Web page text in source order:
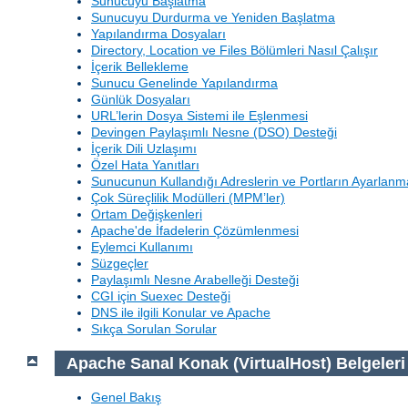
Sunucuyu Durdurma ve Yeniden Başlatma
Yapılandırma Dosyaları
Directory, Location ve Files Bölümleri Nasıl Çalışır
İçerik Bellekleme
Sunucu Genelinde Yapılandırma
Günlük Dosyaları
URL’lerin Dosya Sistemi ile Eşlenmesi
Devingen Paylaşımlı Nesne (DSO) Desteği
İçerik Dili Uzlaşımı
Özel Hata Yanıtları
Sunucunun Kullandığı Adreslerin ve Portların
Çok Süreçlilik Modülleri (MPM’ler)
Ortam Değişkenleri
Apache'de İfadelerin Çözümlenmesi
Eylemci Kullanımı
Süzgeçler
Paylaşımlı Nesne Arabelleği Desteği
CGI için Suexec Desteği
DNS ile ilgili Konular ve Apache
Sıkça Sorulan Sorular
Apache Sanal Konak (VirtualHost) Belgeleri
Genel Bakış